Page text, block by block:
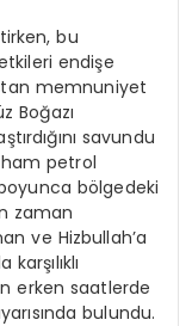
bu
endişe
memnuniyet
Boğazı
savundu
petrol
bölgedeki
zaman
ve Hizbullah’a
erken saatlerde
bulundu.